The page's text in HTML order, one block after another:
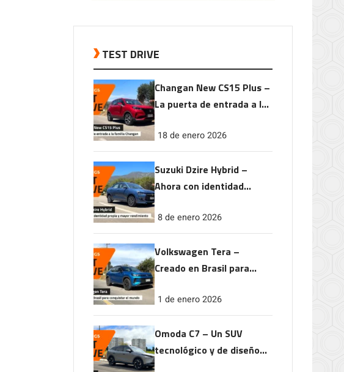
TEST DRIVE
Changan New CS15 Plus –
La puerta de entrada a la
18 de enero 2026
Suzuki Dzire Hybrid –
Ahora con identidad
rendimiento
8 de enero 2026
Volkswagen Tera –
Creado en Brasil para
1 de enero 2026
Omoda C7 – Un SUV
tecnológico y de diseño